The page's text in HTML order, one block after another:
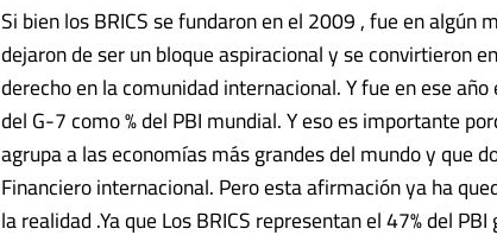
Si bien los BRICS se fundaron en el 2009 , fue en algún
dejaron de ser un bloque aspiracional y se convirtieron
derecho en la comunidad internacional. Y fue en ese
del G-7 como % del PBI mundial. Y eso es importante
agrupa a las economías más grandes del mundo y que
Financiero internacional. Pero esta afirmación ya ha
la realidad .Ya que Los BRICS representan el 47% del